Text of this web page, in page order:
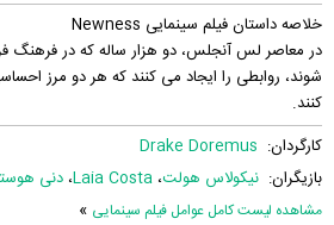
خلاصه داستان فیلم سینمایی Newness
در معاصر لس آنجلس، دو هزار ساله که در فرهنگ
شوند، روابطی را ایجاد می کنند که هر دو مرز
کنند.
کارگردان: Drake Doremus
بازیگران: نیکولاس هولت، Laia Costa، دنی
مشاهده لیست کامل عوامل فیلم سینمایی »